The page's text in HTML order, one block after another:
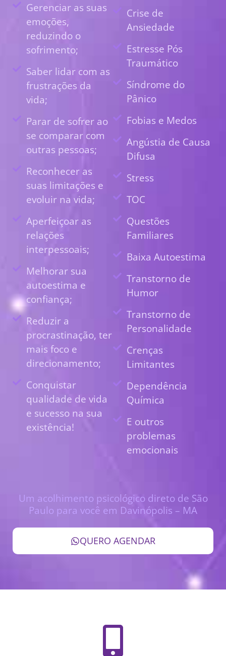
Gerenciar as suas
emoções,
reduzindo o
sofrimento;
Saber lidar com as
frustrações da
vida;
Parar de sofrer ao
se comparar com
outras pessoas;
Reconhecer as
suas limitações e
evoluir na vida;
Aperfeiçoar as
relações
interpessoais;
Melhorar sua
autoestima e
confiança;
Reduzir a
procrastinação, ter
mais foco e
direcionamento;
Conquistar
qualidade de vida
e sucesso na sua
existência!
Crise de
Ansiedade
Estresse Pós
Traumático
Síndrome do
Pânico
Fobias e Medos
Angústia de Causa
Difusa
Stress
TOC
Questões
Familiares
Baixa Autoestima
Transtorno de
Humor
Transtorno de
Personalidade
Crenças
Limitantes
Dependência
Química
E outros
problemas
emocionais
Um acolhimento psicológico direto de São
Paulo para você em Davinópolis – MA
QUERO AGENDAR